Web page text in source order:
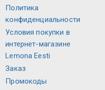
Политика
конфиденциальности
Условия покупки в
интернет-магазине
Lemona Eesti
Заказ
Промокоды